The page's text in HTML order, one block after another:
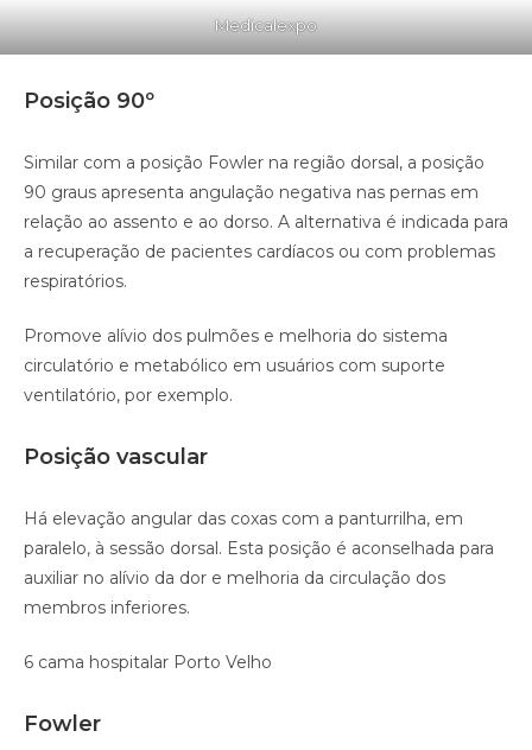
Medicalexpo
Posição 90º
Similar com a posição Fowler na região dorsal, a posição
90 graus apresenta angulação negativa nas pernas em
relação ao assento e ao dorso. A alternativa é indicada para
a recuperação de pacientes cardíacos ou com problemas
respiratórios.
Promove alívio dos pulmões e melhoria do sistema
circulatório e metabólico em usuários com suporte
ventilatório, por exemplo.
Posição vascular
Há elevação angular das coxas com a panturrilha, em
paralelo, à sessão dorsal. Esta posição é aconselhada para
auxiliar no alívio da dor e melhoria da circulação dos
membros inferiores.
6 cama hospitalar Porto Velho
Fowler